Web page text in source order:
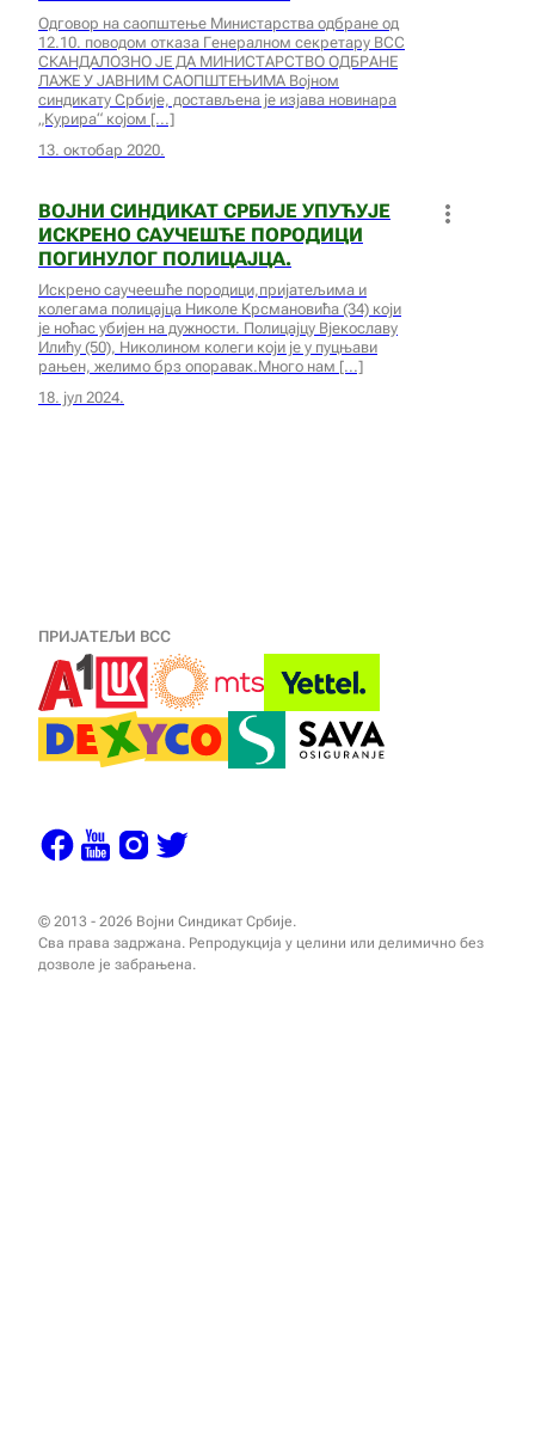
Одговор на саопштење Министарства одбране од
12.10. поводом отказа Генералном секретару ВСС
СКАНДАЛОЗНО ЈЕ ДА МИНИСТАРСТВО ОДБРАНЕ
ЛАЖЕ У ЈАВНИМ САОПШТЕЊИМА Војном
синдикату Србије, достављена је изјава новинара
„Курира“ којом
13. октобар 2020.
ВОЈНИ СИНДИКАТ СРБИЈЕ УПУЋУЈЕ
ИСКРЕНО САУЧЕШЋЕ ПОРОДИЦИ
ПОГИНУЛОГ ПОЛИЦАЈЦА.
Искрено саучеешће породици,пријатељима и
колегама полицајца Николе Крсмановића (34) који
је ноћас убијен на дужности. Полицајцу Вјекославу
Илићу (50), Николином колеги који је у пуцњави
рањен, желимо брз опоравак.Много нам
18. јул 2024.
ПРИЈАТЕЉИ ВСС
© 2013 - 2026 Војни Синдикат Србије.
Сва права задржана. Репродукција у целини или делимично без
дозволе је забрањена.